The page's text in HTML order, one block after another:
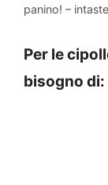
panino! –
Per le
bisogno di: